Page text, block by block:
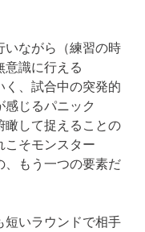
いながら（練習の時
意識に行える
く、試合中の突発的
感じるパニック
瞰して捉えることの
こそモンスター
、もう一つの要素だ
短いラウンドで相手